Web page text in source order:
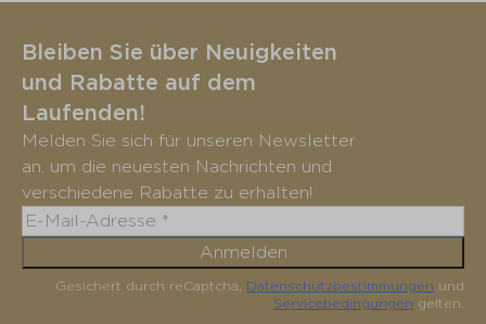
Bleiben Sie über Neuigkeiten
und Rabatte auf dem
Laufenden!
Melden Sie sich für unseren Newsletter
an, um die neuesten Nachrichten und
verschiedene Rabatte zu erhalten!
Anmelden
Gesichert durch reCaptcha, Datenschutzbestimmungen und
Servicebedingungen gelten.